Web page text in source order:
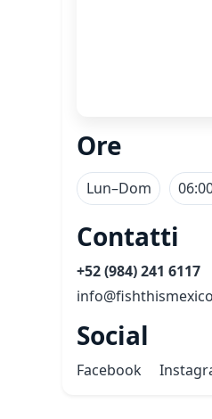
Ore
Lun–Dom
Contatti
+52 (984) 241 6117
Social
Facebook